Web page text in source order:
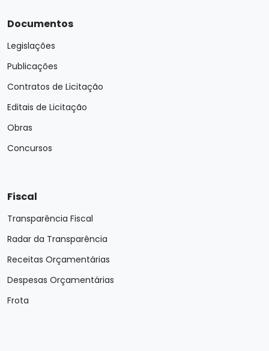
Documentos
Legislações
Publicações
Contratos de Licitação
Editais de Licitação
Obras
Concursos
Fiscal
Transparência Fiscal
Radar da Transparência
Receitas Orçamentárias
Despesas Orçamentárias
Frota